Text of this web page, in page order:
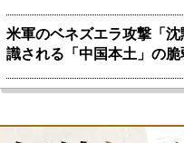
米軍のベネズエラ攻撃「
識される「中国本土」の脆